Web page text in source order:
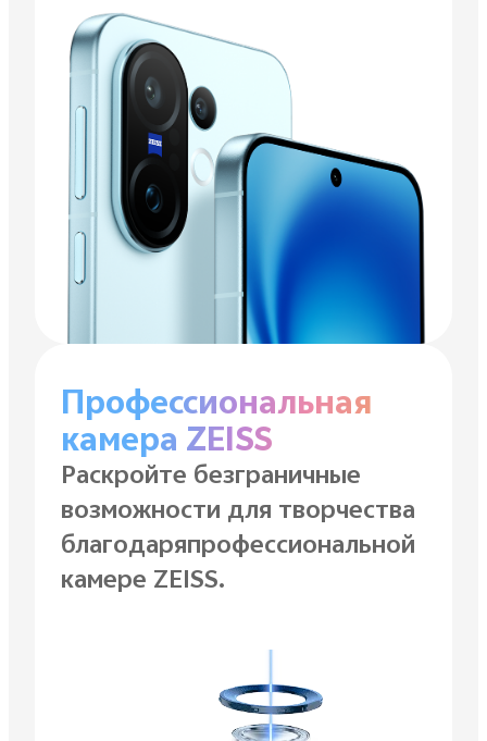
Профессиональная
камера ZEISS
Раскройте безграничные
возможности для творчества
благодаряпрофессиональной
камере ZEISS.